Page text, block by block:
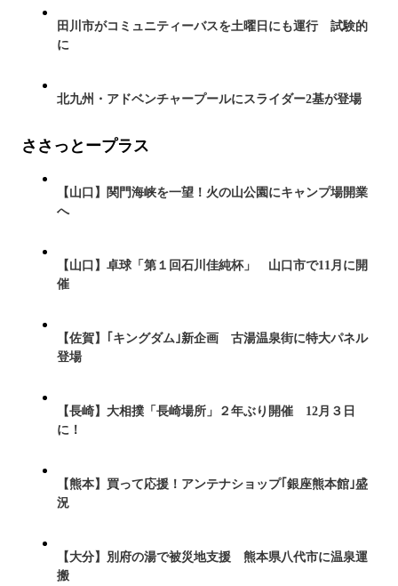
田川市がコミュニティーバスを土曜日にも運行 試験的
に
北九州・アドベンチャープールにスライダー2基が登場
ささっとープラス
【山口】関門海峡を一望！火の山公園にキャンプ場開業
へ
【山口】卓球「第１回石川佳純杯」 山口市で11月に開
催
【佐賀】｢キングダム｣新企画 古湯温泉街に特大パネル
登場
【長崎】大相撲「長崎場所」２年ぶり開催 12月３日
に！
【熊本】買って応援！アンテナショップ｢銀座熊本館｣盛
況
【大分】別府の湯で被災地支援 熊本県八代市に温泉運
搬